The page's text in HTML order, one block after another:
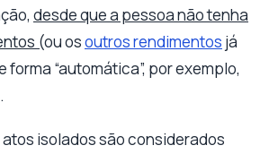
desde que a pessoa não tenha
(ou osoutros rendimentos já
forma “automática”, por exemplo,
isolados são considerados